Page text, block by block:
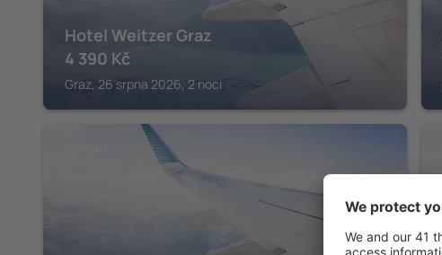
Hotel Weitzer Graz
4 390 Kč
Graz, 26 srpna 2026, 2 noci